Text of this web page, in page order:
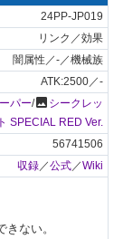
24PP-JP019
リンク／効果
闇属性／-／機械族
ATK:2500／-
パー/photo シークレッ
SPECIAL RED Ver.
56741506
収録 ／公式 ／Wiki
ない。